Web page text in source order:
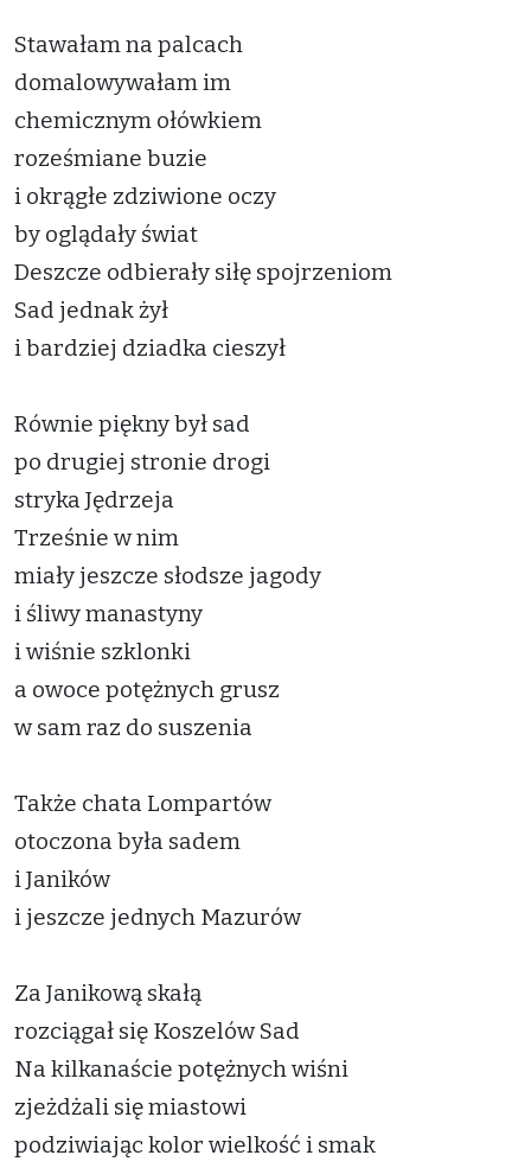
Stawałam na palcach
domalowywałam im
chemicznym ołówkiem
roześmiane buzie
i okrągłe zdziwione oczy
by oglądały świat
Deszcze odbierały siłę spojrzeniom
Sad jednak żył
i bardziej dziadka cieszył
Równie piękny był sad
po drugiej stronie drogi
stryka Jędrzeja
Trześnie w nim
miały jeszcze słodsze jagody
i śliwy manastyny
i wiśnie szklonki
a owoce potężnych grusz
w sam raz do suszenia
Także chata Lompartów
otoczona była sadem
i Janików
i jeszcze jednych Mazurów
Za Janikową skałą
rozciągał się Koszelów Sad
Na kilkanaście potężnych wiśni
zjeżdżali się miastowi
podziwiając kolor wielkość i smak